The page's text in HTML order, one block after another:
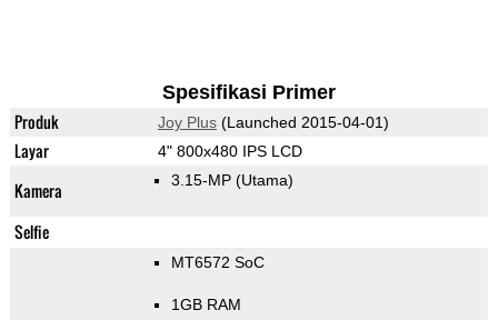
Spesifikasi Primer
Produk Joy Plus(Launched 2015-04-01)
Layar 4" 800x480 IPS LCD
Kamera 3.15-MP (Utama)
Selfie
MT6572 SoC
1GB RAM